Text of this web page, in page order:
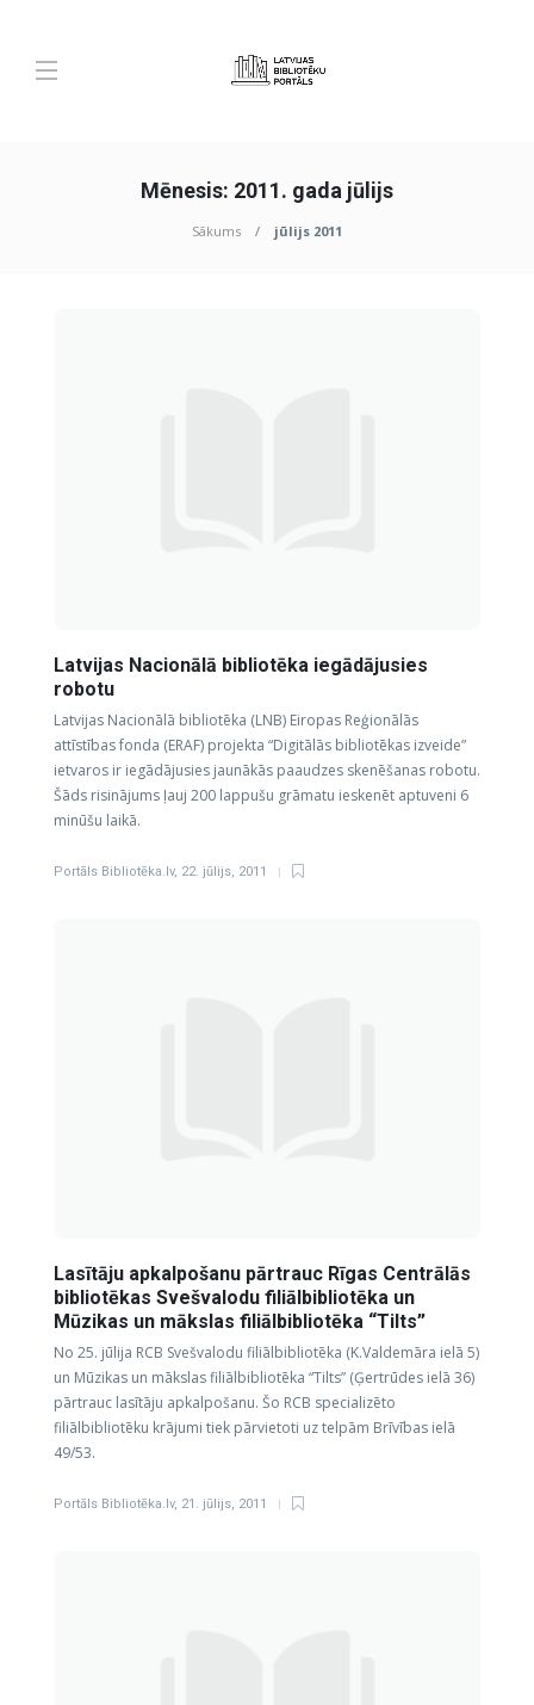
Mēnesis: 2011. gada jūlijs
Sākums jūlijs 2011
Latvijas Nacionālā bibliotēka iegādājusies
robotu
Latvijas Nacionālā bibliotēka (LNB) Eiropas Reģionālās
attīstības fonda (ERAF) projekta “Digitālās bibliotēkas izveide”
ietvaros ir iegādājusies jaunākās paaudzes skenēšanas robotu.
Šāds risinājums ļauj 200 lappušu grāmatu ieskenēt aptuveni 6
minūšu laikā.
Portāls Bibliotēka.lv, 22. jūlijs, 2011
Lasītāju apkalpošanu pārtrauc Rīgas Centrālās
bibliotēkas Svešvalodu filiālbibliotēka un
Mūzikas un mākslas filiālbibliotēka “Tilts”
No 25. jūlija RCB Svešvalodu filiālbibliotēka (K.Valdemāra ielā 5)
un Mūzikas un mākslas filiālbibliotēka “Tilts” (Ģertrūdes ielā 36)
pārtrauc lasītāju apkalpošanu. Šo RCB specializēto
filiālbibliotēku krājumi tiek pārvietoti uz telpām Brīvības ielā
49/53.
Portāls Bibliotēka.lv, 21. jūlijs, 2011